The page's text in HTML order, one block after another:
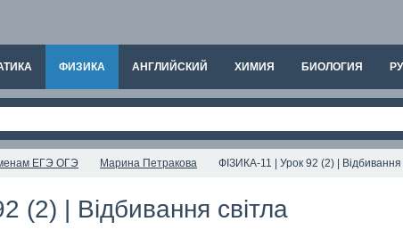
ФИЗИКА АНГЛИЙСКИЙ ХИМИЯ БИОЛОГИЯ
ЕГЭ ОГЭ Марина Петракова ФІЗИКА-11 | Урок 92 (2) | Відбивання
(2) | Відбивання світла